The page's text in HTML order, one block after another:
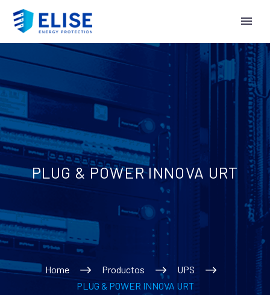
PLUG & POWER INNOVA URT
Home Productos
UPS
PLUG & POWER INNOVA URT